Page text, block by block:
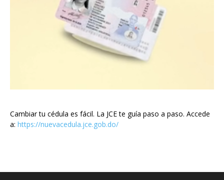
Cambiar tu cédula es fácil. La JCE te guía paso a paso. Accede
a: https://nuevacedula.jce.gob.do/